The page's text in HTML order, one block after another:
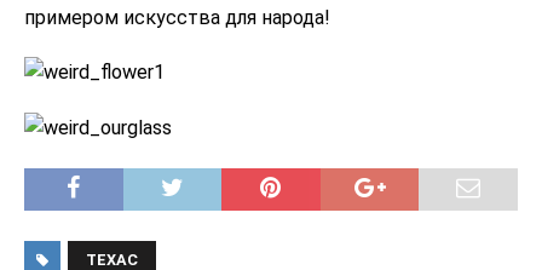
примером искусства для народа!
ТЕХАС